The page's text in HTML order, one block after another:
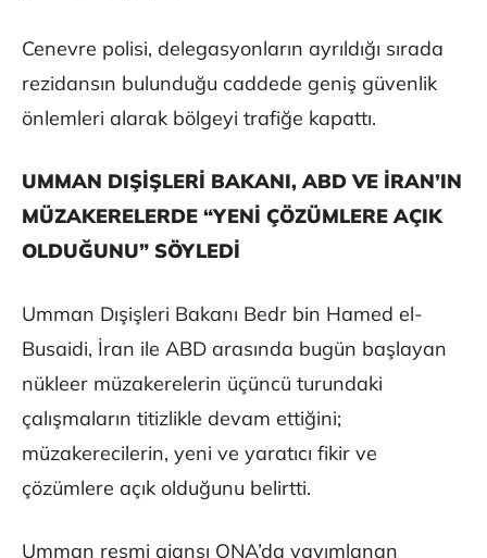
Cenevre polisi, delegasyonların ayrıldığı sırada
rezidansın bulunduğu caddede geniş güvenlik
önlemleri alarak bölgeyi trafiğe kapattı.
UMMAN DIŞİŞLERİ BAKANI, ABD VE İRAN’IN
MÜZAKERELERDE “YENİ ÇÖZÜMLERE AÇIK
OLDUĞUNU” SÖYLEDİ
Umman Dışişleri Bakanı Bedr bin Hamed el-
Busaidi, İran ile ABD arasında bugün başlayan
nükleer müzakerelerin üçüncü turundaki
çalışmaların titizlikle devam ettiğini;
müzakerecilerin, yeni ve yaratıcı fikir ve
çözümlere açık olduğunu belirtti.
Umman resmi ajansı ONA’da yayımlanan